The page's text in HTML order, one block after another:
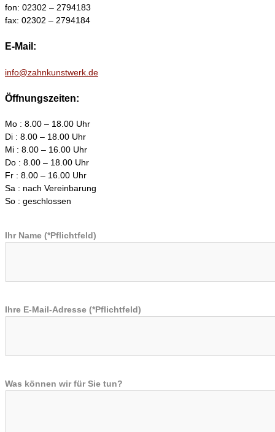
fon: 02302 – 2794183
fax: 02302 – 2794184
E-Mail:
info@zahnkunstwerk.de
Öffnungszeiten:
Mo : 8.00 – 18.00 Uhr
Di : 8.00 – 18.00 Uhr
Mi : 8.00 – 16.00 Uhr
Do : 8.00 – 18.00 Uhr
Fr : 8.00 – 16.00 Uhr
Sa : nach Vereinbarung
So : geschlossen
Ihr Name (*Pflichtfeld)
Ihre E-Mail-Adresse (*Pflichtfeld)
Was können wir für Sie tun?